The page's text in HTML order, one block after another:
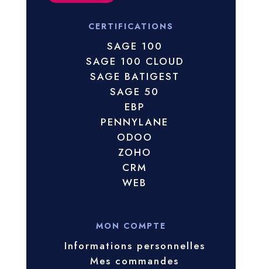
CERTIFICATIONS
SAGE 100
SAGE 100 CLOUD
SAGE BATIGEST
SAGE 50
EBP
PENNYLANE
ODOO
ZOHO
CRM
WEB
MON COMPTE
Informations personnelles
Mes commandes